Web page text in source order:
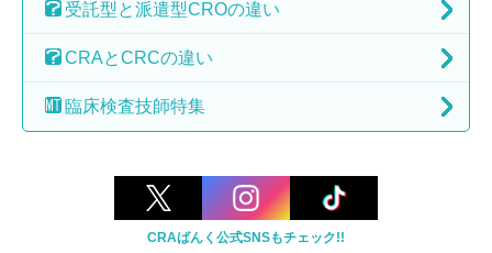
受託型と派遣型CROの違い
CRAとCRCの違い
臨床検査技師特集
CRAばんく公式SNSもチェック!!